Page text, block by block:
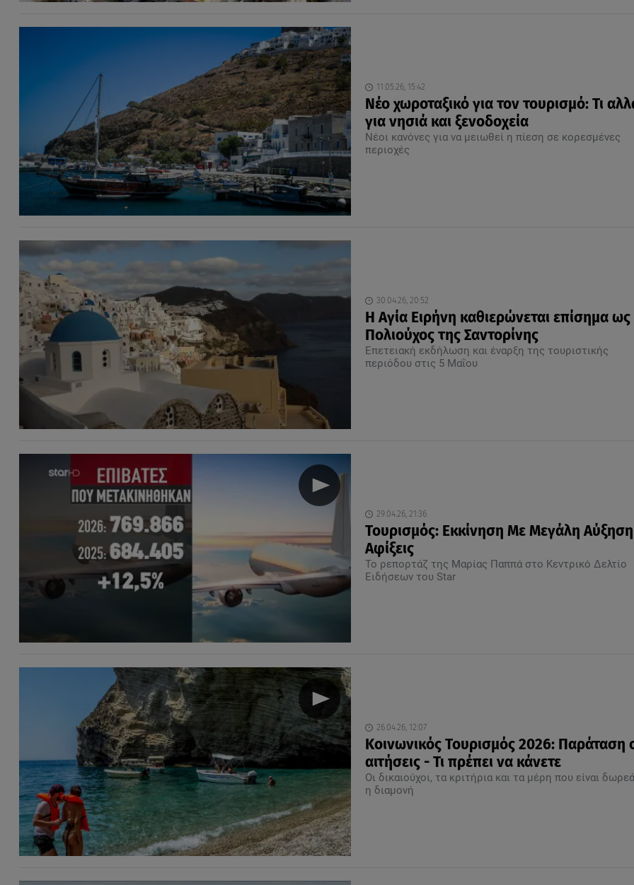
11.05.26, 15:42
Νέο χωροταξικό για τον τουρισμό: Τι
για νησιά και ξενοδοχεία
Νέοι κανόνες για να μειωθεί η πίεση σε κορεσμένες
περιοχές
30.04.26, 20:52
Η Αγία Ειρήνη καθιερώνεται επίσημα ως
Πολιούχος της Σαντορίνης
Επετειακή εκδήλωση και έναρξη της τουριστικής
περιόδου στις 5 Μαΐου
29.04.26, 21:36
Τουρισμός: Εκκίνηση Με Μεγάλη Αύξηση
Aφίξεις
Το ρεπορτάζ της Μαρίας Παππά στο Κεντρικό Δελτίο
Ειδήσεων του Star
26.04.26, 12:07
Κοινωνικός Τουρισμός 2026: Παράταση
αιτήσεις - Τι πρέπει να κάνετε
Οι δικαιούχοι, τα κριτήρια και τα μέρη που είναι
η διαμονή